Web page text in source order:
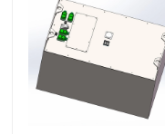
Περίπου εμείς
Γύρος εργοστασίων